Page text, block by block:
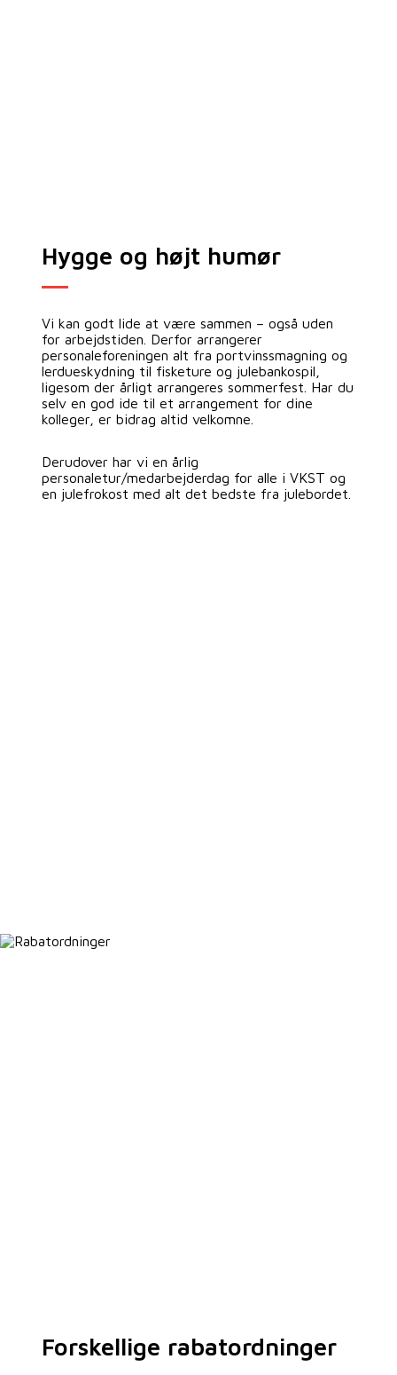
Hygge og højt humør
Vi kan godt lide at være sammen – også uden
for arbejdstiden. Derfor arrangerer
personaleforeningen alt fra portvinssmagning og
lerdueskydning til fisketure og julebankospil,
ligesom der årligt arrangeres sommerfest. Har du
selv en god ide til et arrangement for dine
kolleger, er bidrag altid velkomne.
Derudover har vi en årlig
personaletur/medarbejderdag for alle i VKST og
en julefrokost med alt det bedste fra julebordet.
Forskellige rabatordninger